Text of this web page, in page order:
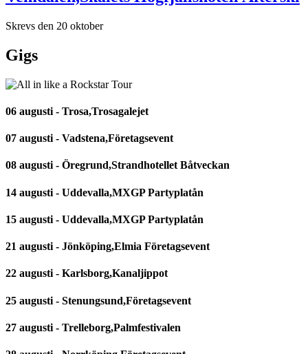
Skrevs den 20 oktober
Gigs
06 augusti - Trosa,Trosagalejet
07 augusti - Vadstena,Företagsevent
08 augusti - Öregrund,Strandhotellet Båtveckan
14 augusti - Uddevalla,MXGP Partyplatån
15 augusti - Uddevalla,MXGP Partyplatån
21 augusti - Jönköping,Elmia Företagsevent
22 augusti - Karlsborg,Kanaljippot
25 augusti - Stenungsund,Företagsevent
27 augusti - Trelleborg,Palmfestivalen